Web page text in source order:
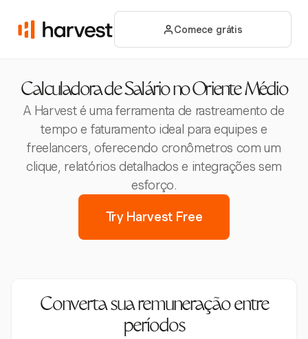
Comece grátis
Calculadora de Salário no Oriente Médio
A Harvest é uma ferramenta de rastreamento de
tempo e faturamento ideal para equipes e
freelancers, oferecendo cronômetros com um
clique, relatórios detalhados e integrações sem
esforço.
Try Harvest Free
Converta sua remuneração entre
períodos